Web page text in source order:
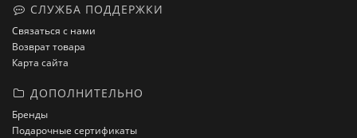
СЛУЖБА ПОДДЕРЖКИ
Связаться с нами
Возврат товара
Карта сайта
ДОПОЛНИТЕЛЬНО
Бренды
Подарочные сертификаты